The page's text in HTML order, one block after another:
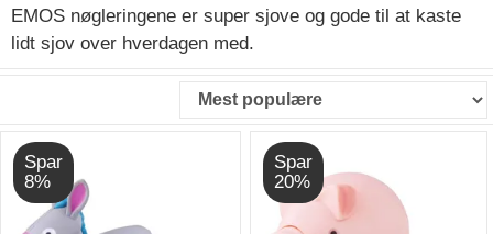
EMOS nøgleringene er super sjove og gode til at kaste
lidt sjov over hverdagen med.
Spar
8%
Spar
20%